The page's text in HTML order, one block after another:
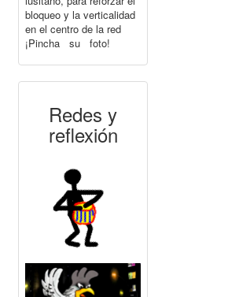
bloqueo y la verticalidad
en el centro de la red
¡Pincha su foto!
Redes y
reflexión